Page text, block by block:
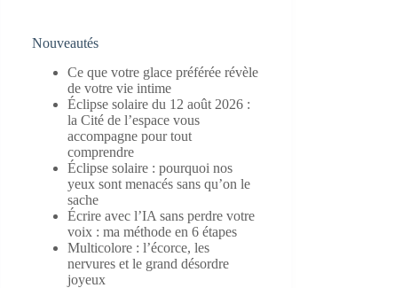
Nouveautés
Ce que votre glace préférée révèle
de votre vie intime
Éclipse solaire du 12 août 2026 :
la Cité de l’espace vous
accompagne pour tout
comprendre
Éclipse solaire : pourquoi nos
yeux sont menacés sans qu’on le
sache
Écrire avec l’IA sans perdre votre
voix : ma méthode en 6 étapes
Multicolore : l’écorce, les
nervures et le grand désordre
joyeux